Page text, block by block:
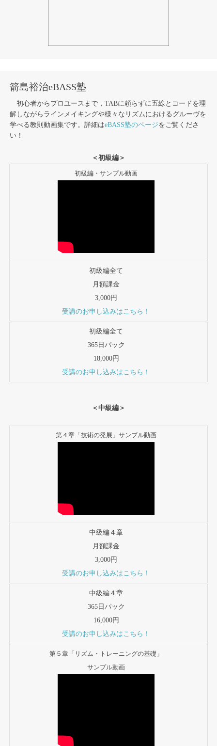
箭島裕治eBASS塾
初心者からプロユースまで，TABに頼らずに五線とコードを理
解しながらラインメイキングや様々なリズムにおけるグルーヴを
学べる教則動画集です。詳細はeBASS塾のページをご覧くださ
い！
＜初級編＞
初級編・サンプル動画
初級編全て
月額課金
3,000円
受講のお申し込みはこちら！
初級編全て
365日パック
18,000円
受講のお申し込みはこちら！
＜中級編＞
第４章「技術の発展」サンプル動画
中級編４章
月額課金
3,000円
受講のお申し込みはこちら！
中級編４章
365日パック
16,000円
受講のお申し込みはこちら！
第５章「リズム・トレーニングの基礎」
サンプル動画